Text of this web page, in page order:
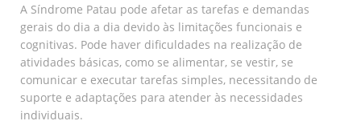
A Síndrome Patau pode afetar as tarefas e demandas
gerais do dia a dia devido às limitações funcionais e
cognitivas. Pode haver dificuldades na realização de
atividades básicas, como se alimentar, se vestir, se
comunicar e executar tarefas simples, necessitando de
suporte e adaptações para atender às necessidades
individuais.